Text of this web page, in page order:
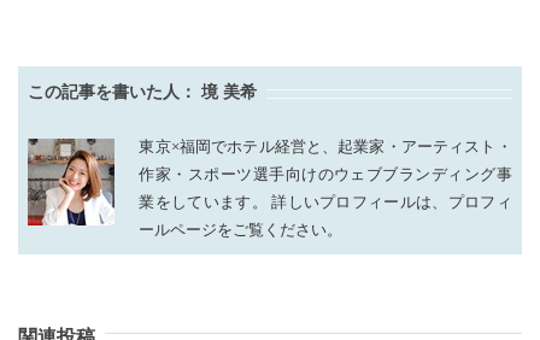
この記事を書いた人：境 美希
東京×福岡でホテル経営と、起業家・アーティスト・
作家・スポーツ選手向けのウェブブランディング事
業をしています。 詳しいプロフィールは、プロフィ
ールページをご覧ください。